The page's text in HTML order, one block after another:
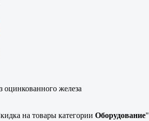
железа
на товары категории Оборудование"